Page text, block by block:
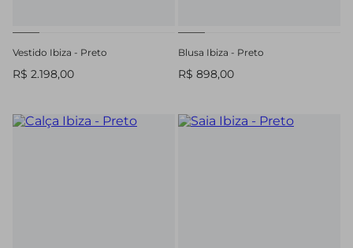
Vestido Ibiza - Preto
R$ 2.198,00
Blusa Ibiza - Preto
R$ 898,00